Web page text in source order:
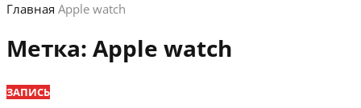
Главная Apple watch
Метка: Apple watch
ЗАПИСЬ